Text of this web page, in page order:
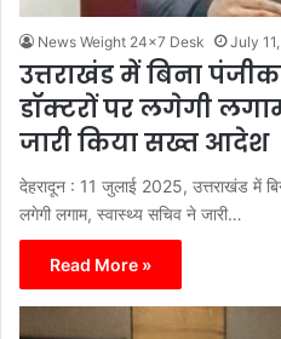
News Weight 24x7 Desk July
उत्तराखंड में बिना
डॉक्टरों पर लगेगी
जारी किया सख्त आदेश
देहरादून : 11 जुलाई 2025, उत्तराखंड में
लगेगी लगाम, स्वास्थ्य सचिव ने जारी…
Read More »